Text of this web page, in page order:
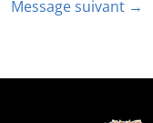
Message suivant →